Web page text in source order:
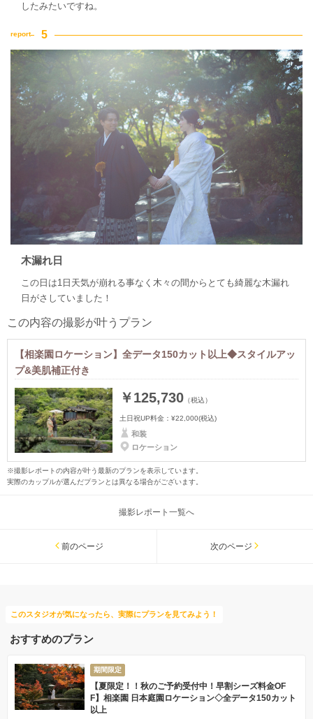
したみたいですね。
木漏れ日
この日は1日天気が崩れる事なく木々の間からとても綺麗な木漏れ
日がさしていました！
この内容の撮影が叶うプラン
【相楽園ロケーション】全データ150カット以上◆スタイルアッ
プ&美肌補正付き
￥125,730 （税込）
土日祝UP料金： ¥22,000(税込)
和装
ロケーション
※撮影レポートの内容が叶う最新のプランを表示しています。
実際のカップルが選んだプランとは異なる場合がございます。
撮影レポート一覧へ
前のページ 次のページ
このスタジオが気になったら、実際にプランを見てみよう！
おすすめのプラン
期間限定
【夏限定！！秋のご予約受付中！早割シーズ料金OF
F】相楽園 日本庭園ロケーション◇全データ150カット
以上